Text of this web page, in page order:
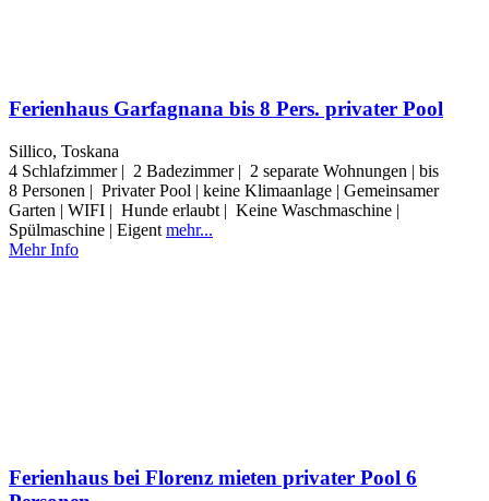
Ferienhaus Garfagnana bis 8 Pers. privater Pool
Sillico, Toskana
4 Schlafzimmer | 2 Badezimmer | 2 separate Wohnungen | bis
8 Personen | Privater Pool | keine Klimaanlage | Gemeinsamer
Garten | WIFI | Hunde erlaubt | Keine Waschmaschine |
Spülmaschine | Eigent mehr...
Mehr Info
Ferienhaus bei Florenz mieten privater Pool 6